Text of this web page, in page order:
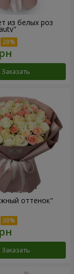
из белых роз
Заказать
оттенок"
Заказать